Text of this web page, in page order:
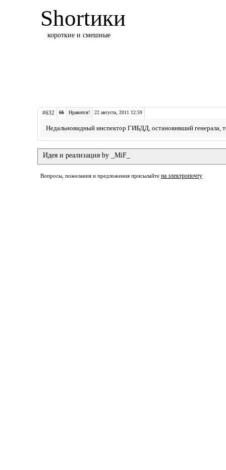
Shortики
короткие и смешные
#632 66 Нравится! 22 августа, 2011 12:59
Недальновидный инспектор ГИБДД, остановивший генерала,
Идея и реализация by _MiF_
Вопросы, пожелания и предложения присылайте на электропочту